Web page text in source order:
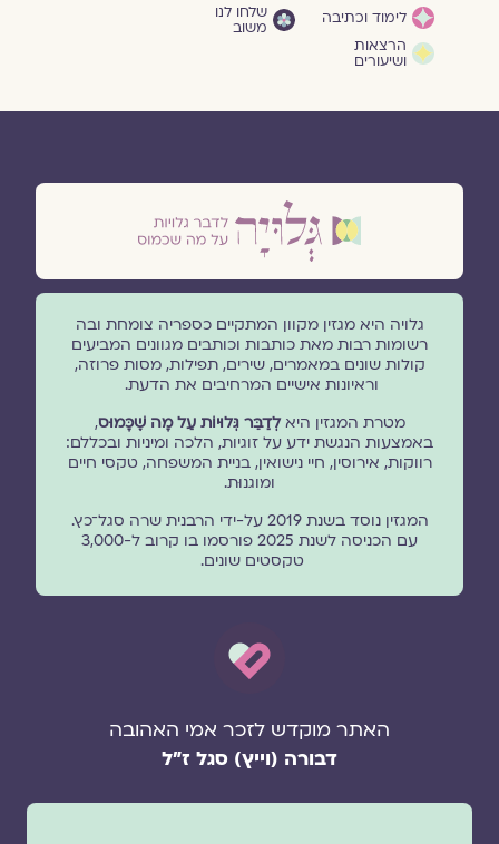
לימוד וכתיבה
הרצאות
ושיעורים
שלחו לנו
משוב
גלויה היא מגזין מקוון המתקיים כספריה צומחת ובה
רשומות רבות מאת כותבות וכותבים מגוונים המביעים
קולות שונים במאמרים, שירים, תפילות, מסות פרוזה,
וראיונות אישיים המרחיבים את הדעת.
מטרת המגזין היאלְדַבֵּר גְּלוּיוֹת עַל מָה שֶׁכָּמוּס,
באמצעות הנגשת ידע על זוגיות, הלכה ומיניות ובכללם:
רווקות, אירוסין, חיי נישואין, בניית המשפחה, טקסי חיים
ומוגנוּת.
המגזין נוסד בשנת 2019 על-ידי הרבנית שרה סגל־כץ.
עם הכניסה לשנת 2025 פורסמו בו קרוב ל-3,000
טקסטים שונים.
האתר מוקדש לזכר אמי האהובה
דבורה (וייץ) סגל ז"ל